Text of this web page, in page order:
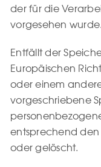
der für die
vorgesehen wurde.
Entfällt der
Europäischen
oder einem
vorgeschriebene
entsprechend den
oder gelöscht.